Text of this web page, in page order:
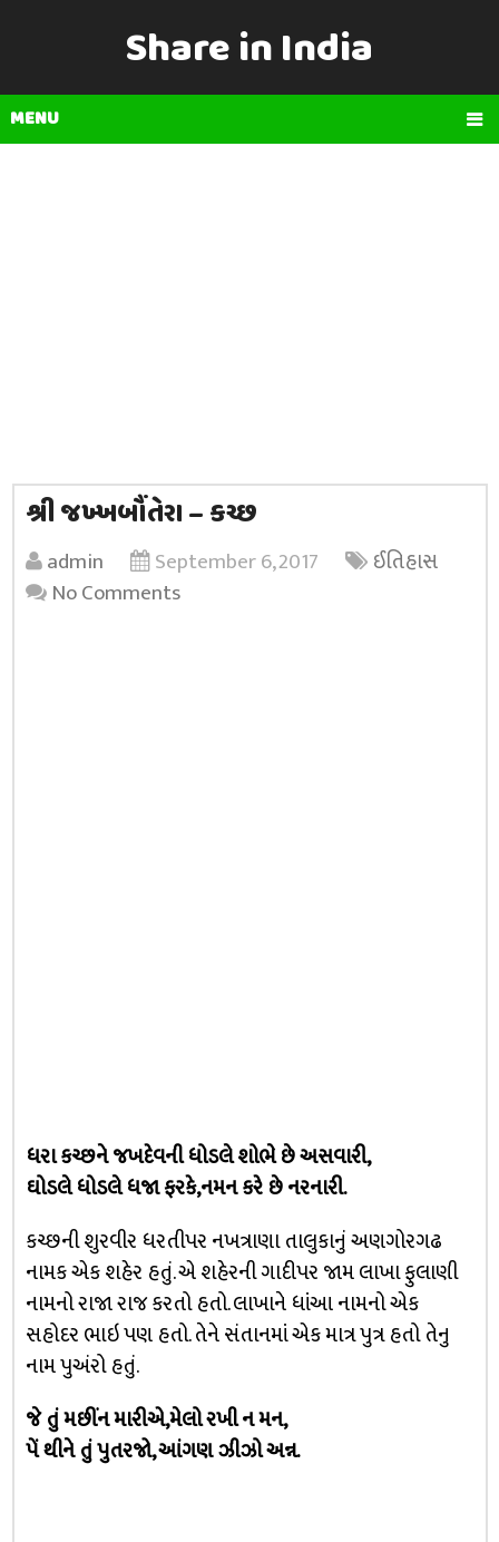
Share in India
MENU
શ્રી જખ્ખબૌંતેરા – કચ્છ
admin September 6, 2017
ઈતિહાસ
No Comments
ધરા કચ્છને જખદેવની ધોડલે શોભે છે અસવારી,
ઘોડલે ધોડલે ધજા ફરકે,નમન કરે છે નરનારી.
કચ્છની શુરવીર ધરતીપર નખત્રાણા તાલુકાનું અણગોરગઢ
નામક એક શહેર હતું. એ શહેરની ગાદીપર જામ લાખા ફુલાણી
નામનો રાજા રાજ કરતો હતો. લાખાને ધાંઆ નામનો એક
સહોદર ભાઇ પણ હતો. તેને સંતાનમાં એક માત્ર પુત્ર હતો તેનુ
નામ પુઅંરો હતું.
જે તું મછીંન મારીએ,મેલો રખી ન મન,
પેં થીને તું પુતરજો, આંગણ ઝીઝો અન્ન.